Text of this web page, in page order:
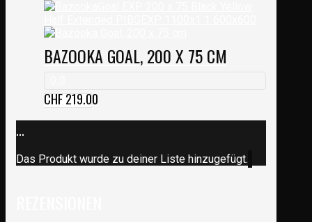
BAZOOKA GOAL, 200 X 75 CM
CHF219.00
...
Das Produkt wurde zu deiner Liste hinzugefügt.